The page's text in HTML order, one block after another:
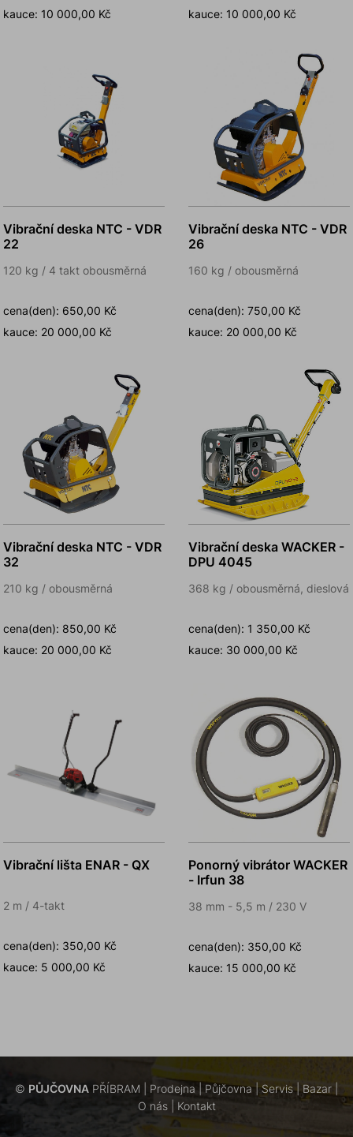
kauce: 10 000,00 Kč
kauce: 10 000,00 Kč
Vibrační deska NTC - VDR
22
120 kg / 4 takt obousměrná
cena(den): 650,00 Kč
kauce: 20 000,00 Kč
Vibrační deska NTC - VDR
26
160 kg / obousměrná
cena(den): 750,00 Kč
kauce: 20 000,00 Kč
Vibrační deska NTC - VDR
32
210 kg / obousměrná
cena(den): 850,00 Kč
kauce: 20 000,00 Kč
Vibrační deska WACKER -
DPU 4045
368 kg / obousměrná, dieslová
cena(den): 1 350,00 Kč
kauce: 30 000,00 Kč
Vibrační lišta ENAR - QX
2 m / 4-takt
cena(den): 350,00 Kč
kauce: 5 000,00 Kč
Ponorný vibrátor WACKER
- Irfun 38
38 mm - 5,5 m / 230 V
cena(den): 350,00 Kč
kauce: 15 000,00 Kč
© PŮJČOVNA PŘÍBRAM | Prodejna Půjčovna|Servis| Bazar
O nás| Kontakt